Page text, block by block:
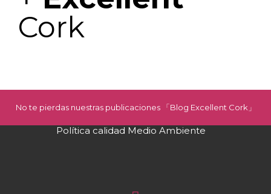
Cork
No te pierdas nuestras publicaciones 「Blog Excellent Cork」
Política calidad Medio Ambiente